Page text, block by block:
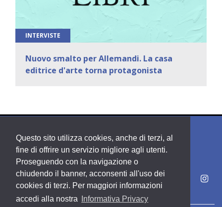
Questo sito utilizza cookies, anche di terzi, al
fine di offrire un servizio migliore agli utenti.
Proseguendo con la navigazione o
chiudendo il banner, acconsenti all'uso dei
cookies di terzi. Per maggiori informazioni
accedi alla nostra
Informativa Privacy
INTERVISTE
Nuovo smalto per Allemandi. La casa
editrice d'arte torna protagonista